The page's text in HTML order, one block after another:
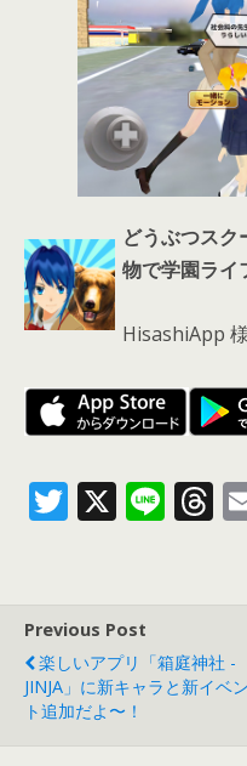
どうぶつス
物で学園ライ
HisashiApp 様
T
er
X Li T
d
s
Previous Post
楽しいアプリ「箱庭神社 -
JINJA」に新キャラと新イベン
ト追加だよ〜！